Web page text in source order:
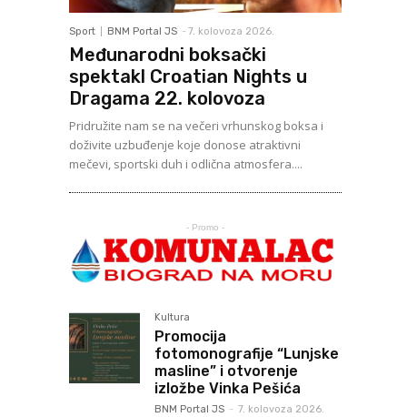
Sport BNM Portal JS - 7. kolovoza 2026.
Međunarodni boksački
spektakl Croatian Nights u
Dragama 22. kolovoza
Pridružite nam se na večeri vrhunskog boksa i
doživite uzbuđenje koje donose atraktivni
mečevi, sportski duh i odlična atmosfera....
- Promo -
Kultura
Promocija
fotomonografije “Lunjske
masline” i otvorenje
izložbe Vinka Pešića
BNM Portal JS - 7. kolovoza 2026.